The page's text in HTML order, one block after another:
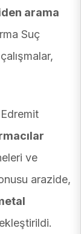
arama
Suç
ve
arazide,